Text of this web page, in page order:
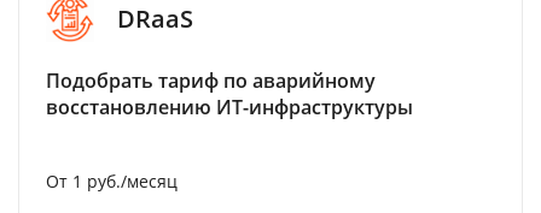
DRaaS
Подобрать тариф по аварийному
восстановлению ИТ-инфраструктуры
От 1 руб./месяц